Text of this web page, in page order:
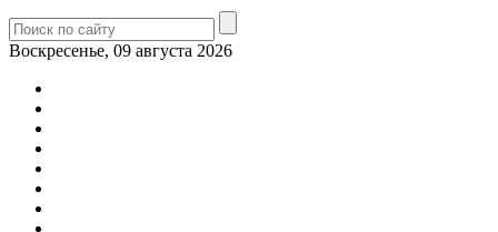
Воскресенье, 09 августа 2026